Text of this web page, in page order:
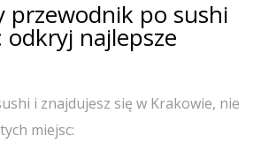
przewodnik po sushi
najlepsze
i znajdujesz się w Krakowie, nie
miejsc: